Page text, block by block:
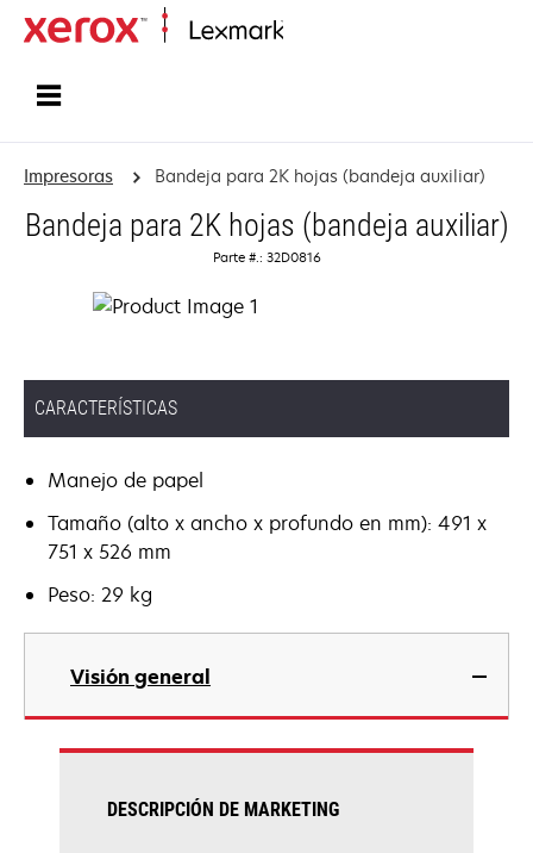
Impresoras Bandeja para 2K hojas (bandeja auxiliar)
Bandeja para 2K hojas (bandeja auxiliar)
Parte #.: 32D0816
CARACTERÍSTICAS
Manejo de papel
Tamaño (alto x ancho x profundo en mm): 491 x
751 x 526 mm
Peso: 29 kg
Visión general
DESCRIPCIÓN DE MARKETING